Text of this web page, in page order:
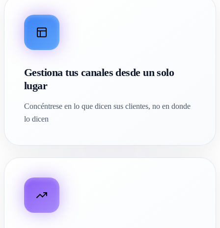
Gestiona tus canales desde un solo
lugar
Concéntrese en lo que dicen sus clientes, no en donde
lo dicen